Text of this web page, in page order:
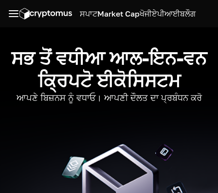
ਸਪਾਟMarket Capਖੋਜੀਏਪੀਆਈਬਲੌਗ
ਸਭ ਤੋਂ ਵਧੀਆ ਆਲ-ਇਨ-ਵਨ
ਕ੍ਰਿਪਟੋ ਈਕੋਸਿਸਟਮ
ਆਪਣੇ ਬਿਜ਼ਨਸ ਨੂੰ ਵਧਾਓ। ਆਪਣੀ ਦੌਲਤ ਦਾ ਪ੍ਰਬੰਧਨ ਕਰੋ